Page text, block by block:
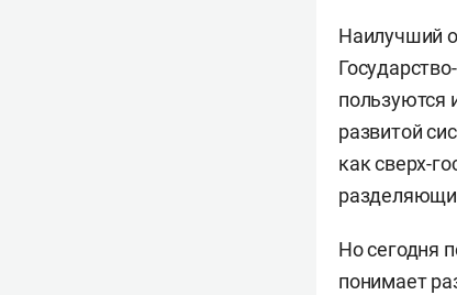
Наилучший
пользуются
развитой
как сверх-
Но сегодня
понимает